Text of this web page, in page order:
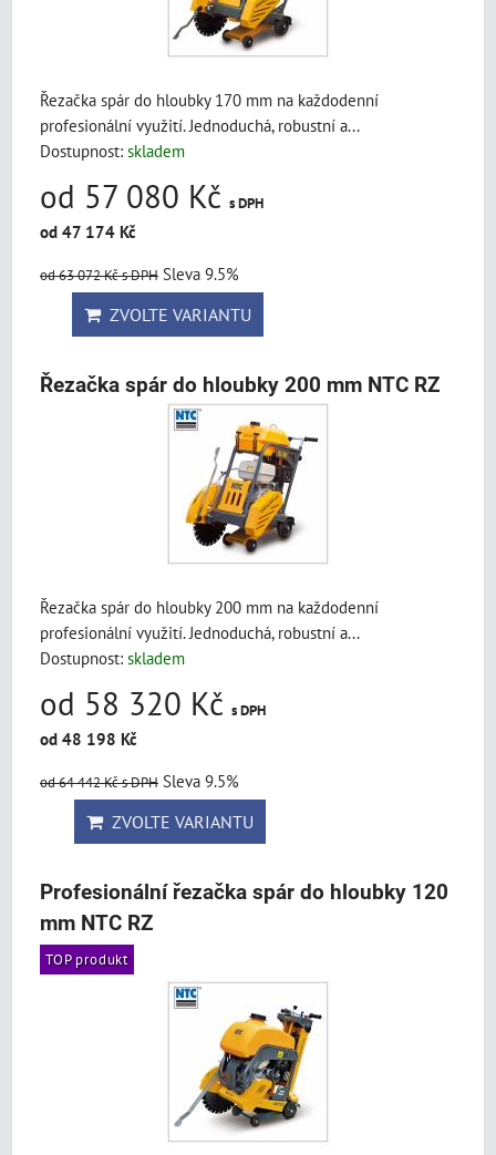
Řezačka spár do hloubky 170 mm na každodenní
profesionální využití. Jednoduchá, robustní a...
Dostupnost: skladem
od 57 080 Kč s DPH
od 47 174 Kč
od 63 072 Kčs DPH Sleva 9.5%
ZVOLTE VARIANTU
Řezačka spár do hloubky 200 mm NTC RZ
Řezačka spár do hloubky 200 mm na každodenní
profesionální využití. Jednoduchá, robustní a...
Dostupnost: skladem
od 58 320 Kč s DPH
od 48 198 Kč
od 64 442 Kčs DPH Sleva 9.5%
ZVOLTE VARIANTU
Profesionální řezačka spár do hloubky 120
mm NTC RZ
TOP produkt